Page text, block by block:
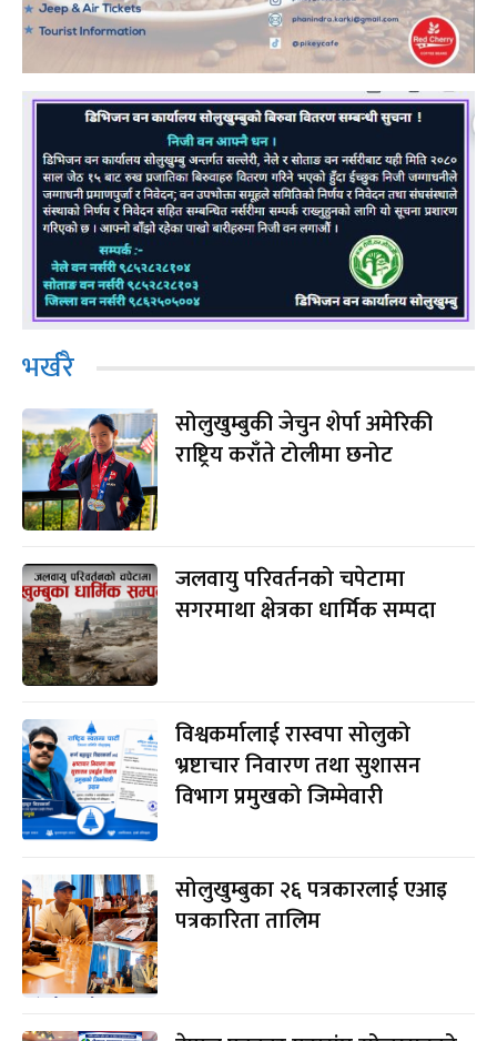
भर्खरै
सोलुखुम्बुकी जेचुन शेर्पा अमेरिकी
राष्ट्रिय कराँते टोलीमा छनोट
जलवायु परिवर्तनको चपेटामा
सगरमाथा क्षेत्रका धार्मिक सम्पदा
विश्वकर्मालाई रास्वपा सोलुको
भ्रष्टाचार निवारण तथा सुशासन
विभाग प्रमुखको जिम्मेवारी
सोलुखुम्बुका २६ पत्रकारलाई एआइ
पत्रकारिता तालिम